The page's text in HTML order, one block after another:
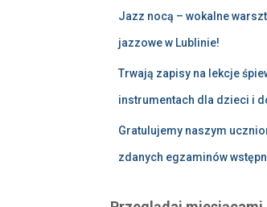
Jazz nocą – wokalne
jazzowe w Lublinie!
Trwają zapisy na lekcje
instrumentach dla dzieci i
Gratulujemy naszym
zdanych egzaminów